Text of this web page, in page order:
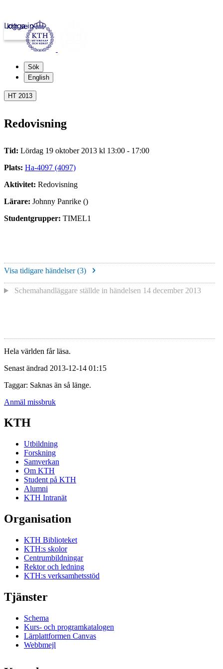
kth.se
Logga in
Sök
English
HT 2013
Redovisning
Tid: Lördag 19 oktober 2013 kl 13:00 - 17:00
Plats: Ha-4097 (4097)
Aktivitet: Redovisning
Lärare: Johnny Panrike ()
Studentgrupper: TIMEL1
Visa tidigare händelser (3)
Schemahandläggare ställde in händelsen 14 december 2013
Hela världen får läsa.
Senast ändrad 2013-12-14 01:15
Taggar: Saknas än så länge.
Anmäl missbruk
KTH
Utbildning
Forskning
Samverkan
Om KTH
Student på KTH
Alumni
KTH Intranät
Organisation
KTH Biblioteket
KTH:s skolor
Centrumbildningar
Rektor och ledning
KTH:s verksamhetsstöd
Tjänster
Schema
Kurs- och programkatalogen
Lärplattformen Canvas
Webbmejl